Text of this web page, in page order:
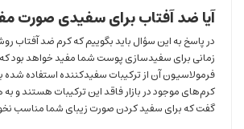
آیا ضد آفتاب برای سفیدی صورت
در پاسخ به این سؤال باید بگوییم که کرم ضد آفتاب
زمانی برای سفیدسازی پوست شما مفید خواهد بود که
فرمولاسیون آن از ترکیبات سفید‌کننده استفاده شده
کرم‌های موجود در بازار فاقد این ترکیبات هستند و
گفت که برای سفید کردن صورت زیبای شما مناسب